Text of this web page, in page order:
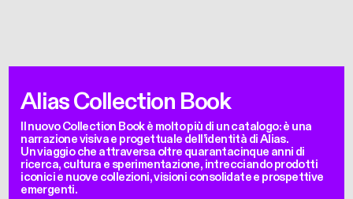
Alias Collection Book
Il nuovo Collection Book è molto più di un catalogo: è una
narrazione visiva e progettuale dell’identità di Alias.
Un viaggio che attraversa oltre quarantacinque anni di
ricerca, cultura e sperimentazione, intrecciando prodotti
iconici e nuove collezioni, visioni consolidate e prospettive
emergenti.